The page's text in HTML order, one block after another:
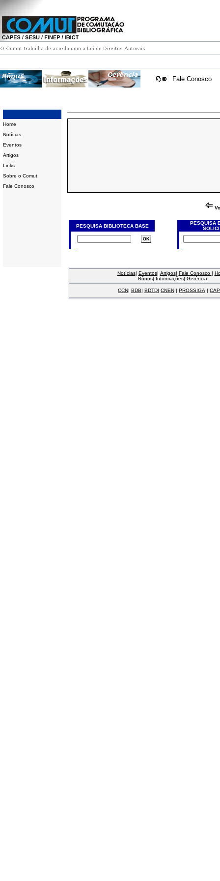
Fale Conosco
Home
Notícias
Eventos
Artigos
Links
Sobre o Comut
Fale Conosco
PESQUISA BIBLIOTECA BASE
PESQUISA
Notícias| Eventos| Artigos| Fale Conosco |
Bônus| Informações| Gerência
CCN| BDB| BDTD| CNEN | PROSSIGA |